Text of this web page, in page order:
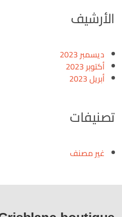
الأرشيف
ديسمبر 2023
أكتوبر 2023
أبريل 2023
تصنيفات
غير مصنف